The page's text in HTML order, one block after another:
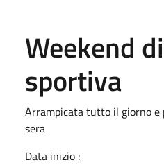
Weekend
sportiva
Arrampicata tutto il giorno e
sera
Data inizio :